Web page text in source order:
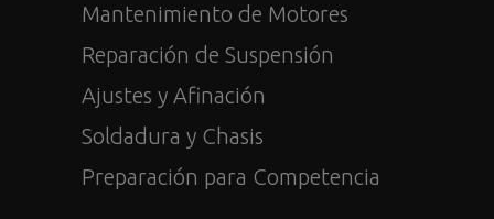
Mantenimiento de Motores
Reparación de Suspensión
Ajustes y Afinación
Soldadura y Chasis
Preparación para Competencia